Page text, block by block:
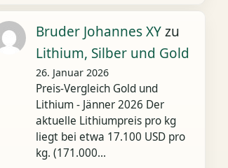
Bruder Johannes XYzu
Lithium, Silber und Gold
26. Januar 2026
Preis-Vergleich Gold und
Lithium - Jänner 2026 Der
aktuelle Lithiumpreis pro kg
liegt bei etwa 17.100 USD pro
kg. (171.000…